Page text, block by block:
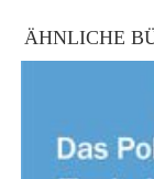
ÄHNLICHE